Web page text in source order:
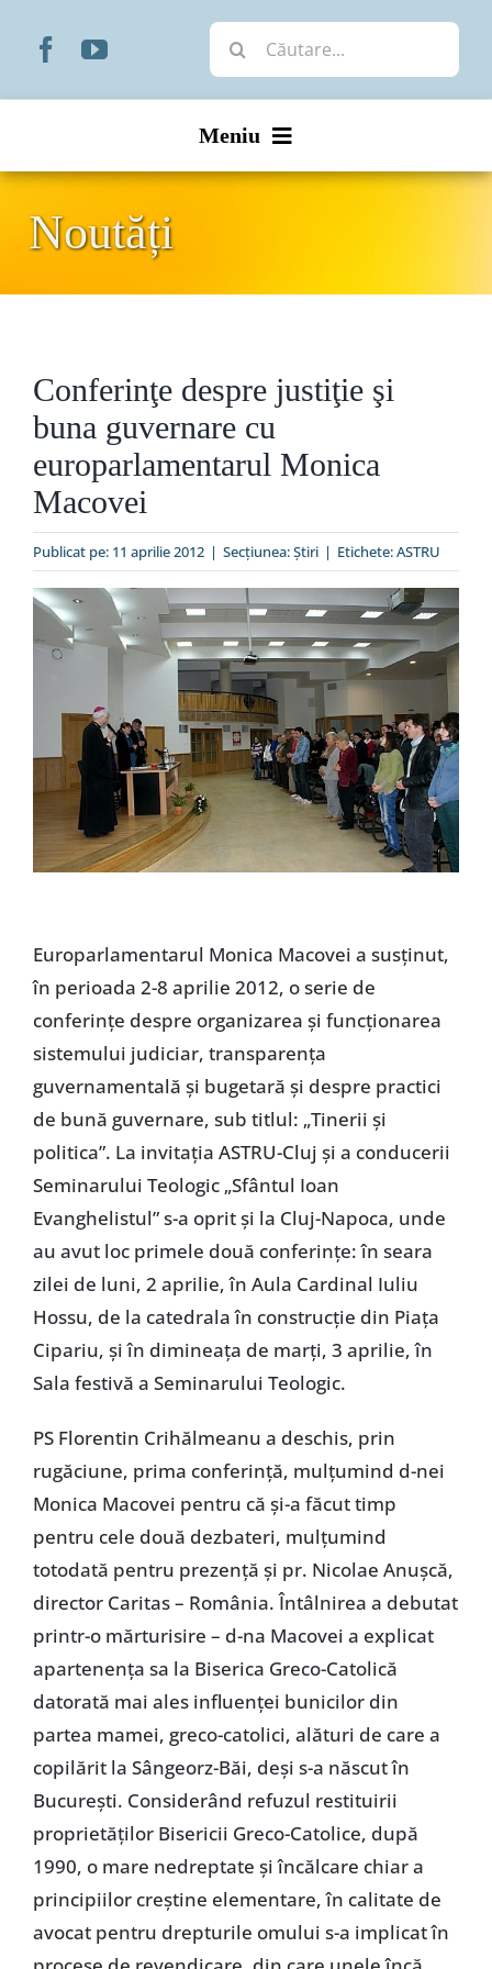
Cautare...
Meniu
Organizare
Special
Noutăți
Conferinţe despre justiţie şi
buna guvernare cu
europarlamentarul Monica
Macovei
Publicat pe: 11 aprilie 2012 | Secțiunea:Ştiri | Etichete:ASTRU
Europarlamentarul Monica Macovei a susţinut,
în perioada 2-8 aprilie 2012, o serie de
conferinţe despre organizarea şi funcţionarea
sistemului judiciar, transparenţa
guvernamentală şi bugetară şi despre practici
de bună guvernare, sub titlul: „Tinerii şi
politica”. La invitaţia ASTRU-Cluj şi a conducerii
Seminarului Teologic „Sfântul Ioan
Evanghelistul” s-a oprit şi la Cluj-Napoca, unde
au avut loc primele două conferinţe: în seara
zilei de luni, 2 aprilie, în Aula Cardinal Iuliu
Hossu, de la catedrala în construcţie din Piaţa
Cipariu, şi în dimineaţa de marţi, 3 aprilie, în
Sala festivă a Seminarului Teologic.
PS Florentin Crihălmeanu a deschis, prin
rugăciune, prima conferinţă, mulţumind d-nei
Monica Macovei pentru că şi-a făcut timp
pentru cele două dezbateri, mulţumind
totodată pentru prezenţă şi pr. Nicolae Anuşcă,
director Caritas – România. Întâlnirea a debutat
printr-o mărturisire – d-na Macovei a explicat
apartenenţa sa la Biserica Greco-Catolică
datorată mai ales influenţei bunicilor din
partea mamei, greco-catolici, alături de care a
copilărit la Sângeorz-Băi, deşi s-a născut în
Bucureşti. Considerând refuzul restituirii
proprietăţilor Bisericii Greco-Catolice, după
1990, o mare nedreptate şi încălcare chiar a
principiilor creştine elementare, în calitate de
avocat pentru drepturile omului s-a implicat în